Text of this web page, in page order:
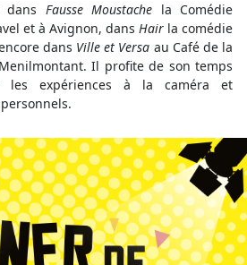
dans Fausse Moustache la Comédie
et à Avignon, dans Hair la comédie
dans Ville et Versa au Café de la
Il profite de son temps
les expériences à la caméra et